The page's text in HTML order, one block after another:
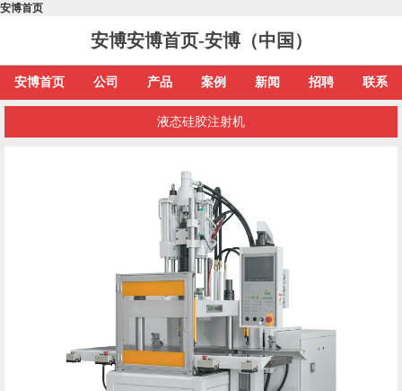
安博首页
安博安博首页-安博（中国）
安博首页 公司 产品 案例 新闻 招聘 联系
液态硅胶注射机